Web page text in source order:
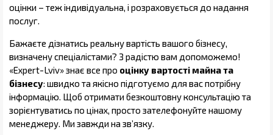
оцінки – теж індивідуальна, і розраховується до надання
послуг.
Бажаєте дізнатись реальну вартість вашого бізнесу,
визначену спеціалістами? З радістю вам допоможемо!
«Expert-Lviv» знає все про оцінку вартості майна та
бізнесу: швидко та якісно підготуємо для вас потрібну
інформацію. Щоб отримати безкоштовну консультацію та
зорієнтуватись по цінах, просто зателефонуйте нашому
менеджеру. Ми завжди на зв’язку.